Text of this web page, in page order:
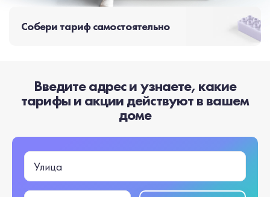
Собери тариф самостоятельно
Введите адрес и узнаете, какие
тарифы и акции действуют в вашем
доме
Улица